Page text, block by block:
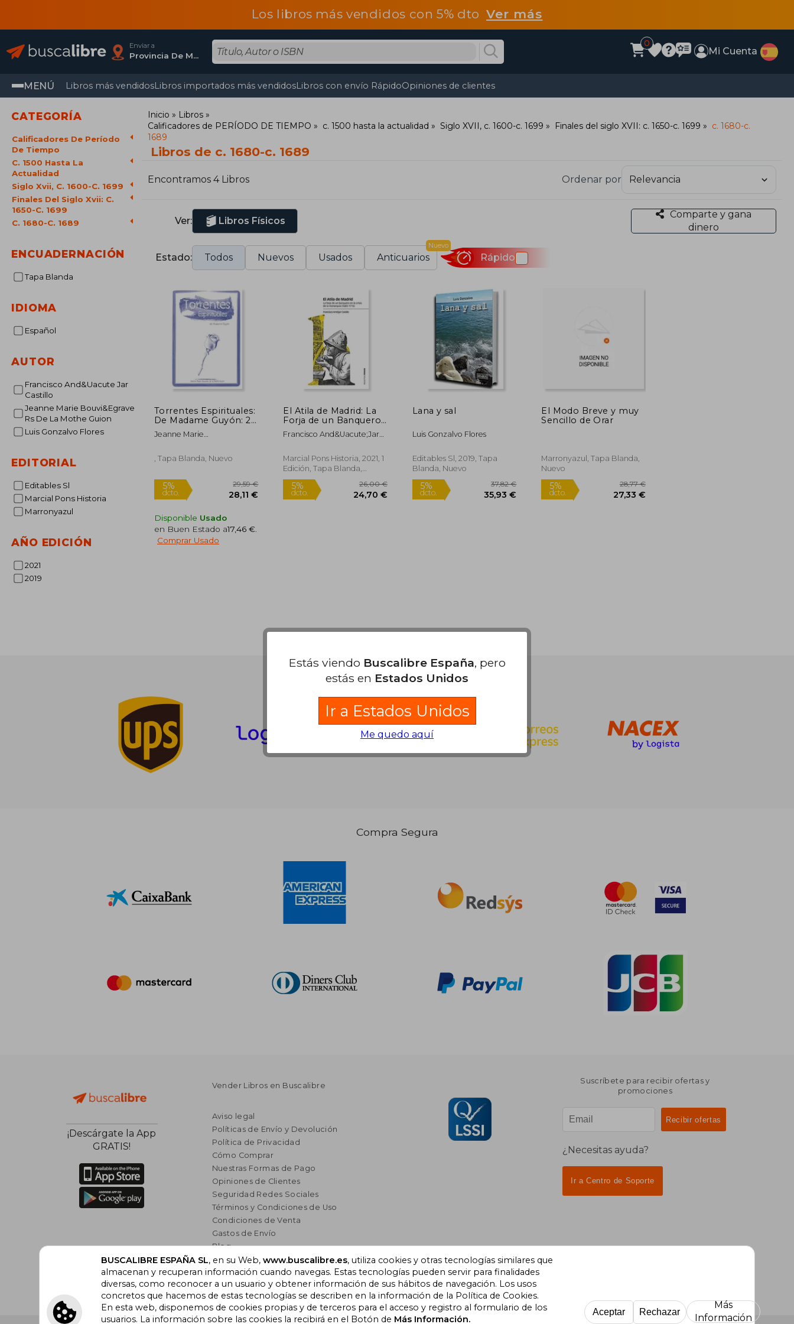
Los libros más vendidos con 5% dtoVer más
Enviar a
Provincia De Madrid
0
Mi Cuenta
MENÚ Libros más vendidosLibros importados más vendidosLibros con envío RápidoOpiniones de clientes
CATEGORÍA
Calificadores De Período
De Tiempo
C. 1500 Hasta La
Actualidad
Siglo Xvii, C. 1600-C. 1699
Finales Del Siglo Xvii: C.
1650-C. 1699
C. 1680-C. 1689
ENCUADERNACIÓN
Tapa Blanda
IDIOMA
Español
AUTOR
Francisco And&Uacute Jar
Castillo
Jeanne Marie Bouvi&Egrave
Rs De La Mothe Guion
Luis Gonzalvo Flores
EDITORIAL
Editables Sl
Marcial Pons Historia
Marronyazul
AÑO EDICIÓN
2021
2019
Inicio
Libros
Calificadores de PERÍODO DE TIEMPO
c. 1500 hasta la actualidad Siglo XVII, c. 1600-c. 1699 Finales del siglo XVII: c. 1650-c. 1699
c. 1680-c.
1689
Libros de c. 1680-c. 1689
Encontramos 4 Libros Ordenar por
Ver: Libros Físicos
Comparte y gana
dinero
Estado: Todos Nuevos Usados Anticuarios
Nuevo
Rápido
Torrentes Espirituales:
De Madame Guyón: 2
(Serie Guyón)
Jeanne Marie
Mothe-Guion
, Tapa Blanda, Nuevo
5%
dcto.
Disponible Usado
en Buen Estado a17,46 €
Comprar Usado
El Atila de Madrid: La
Forja de un Banquero
en la Crisis de la
Monarquía (1685-1715)
Francisco And&Uacute;Jar
Marcial Pons Historia, 2021, 1
Edición, Tapa Blanda,
Nuevo
Lana y sal
Luis Gonzalvo Flores
Editables Sl, 2019, Tapa
Blanda, Nuevo
El Modo Breve y muy
Sencillo de Orar
Marronyazul, Tapa Blanda,
Nuevo
Partners Logísticos
Compra Segura
¡Descárgate la App
GRATIS!
Vender Libros en Buscalibre
Aviso legal
Políticas de Envío y Devolución
Política de Privacidad
Cómo Comprar
Nuestras Formas de Pago
Opiniones de Clientes
Seguridad Redes Sociales
Términos y Condiciones de Uso
Condiciones de Venta
Gastos de Envío
Blog
Lista de autores
Incentivo a la Lectura
Libros Recomendados
Suscríbete para recibir ofertas y
promociones
¿Necesitas ayuda?
Ir a Centro de Soporte
Estás viendo Buscalibre España, pero
estás en Estados Unidos
Ir a Estados Unidos
Me quedo aquí
BUSCALIBRE ESPAÑA SL, en su Web, www.buscalibre.es, utiliza cookies y otras tecnologías similares que
almacenan y recuperan información cuando navegas. Estas tecnologías pueden servir para finalidades
diversas, como reconocer a un usuario y obtener información de sus hábitos de navegación. Los usos
concretos que hacemos de estas tecnologías se describen en la información de la Política de Cookies.
En esta web, disponemos de cookies propias y de terceros para el acceso y registro al formulario de los
usuarios. La información sobre las cookies la recibirá en el Botón de Más Información.
Aceptar Rechazar
Más
Información